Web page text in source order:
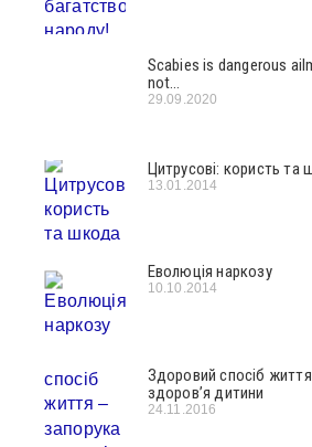
Scabies is dangerous
not…
29.09.2020
Цитрусові: користь та
13.01.2014
Еволюція наркозу
10.10.2014
Здоровий спосіб
здоров’я дитини
24.11.2016